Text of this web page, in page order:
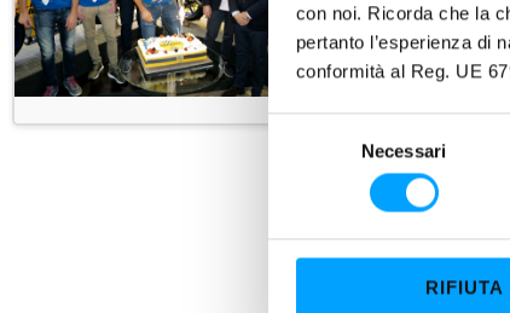
con noi. Ricorda che la
pertanto l’esperienza di
conformità al Reg. UE
S
z
Necessari
RIFIUTA